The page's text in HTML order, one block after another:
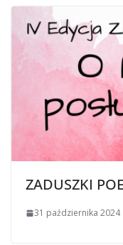
ZADUSZKI
31 października 2024